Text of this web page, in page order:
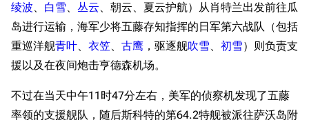
绫波、 白雪、 丛云、朝云、夏云护航）从肖特兰出发前往瓜
岛进行运输，海军少将五藤存知指挥的日军第六战队（包括
重巡洋舰青叶、 衣笠、 古鹰 ，驱逐舰吹雪、 初雪）则负责支
援以及在夜间炮击亨德森机场。
不过在当天中午11时47分左右，美军的侦察机发现了五藤
率领的支援舰队，随后斯科特的第64.2特舰被派往萨沃岛附